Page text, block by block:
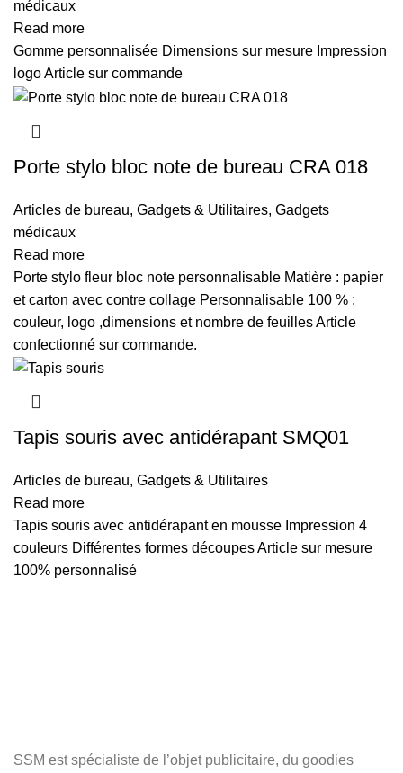
médicaux
Read more
Gomme personnalisée Dimensions sur mesure Impression
logo Article sur commande
Porte stylo bloc note de bureau CRA 018
Articles de bureau, Gadgets & Utilitaires, Gadgets
médicaux
Read more
Porte stylo fleur bloc note personnalisable Matière : papier
et carton avec contre collage Personnalisable 100 % :
couleur, logo ,dimensions et nombre de feuilles Article
confectionné sur commande.
Tapis souris avec antidérapant SMQ01
Articles de bureau, Gadgets & Utilitaires
Read more
Tapis souris avec antidérapant en mousse Impression 4
couleurs Différentes formes découpes Article sur mesure
100% personnalisé
SSM est spécialiste de l’objet publicitaire, du goodies